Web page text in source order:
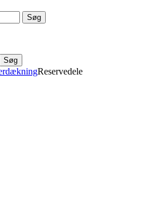
Søg
Søg
Reservedele